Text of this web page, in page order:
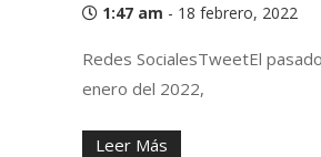
1:47 am - 18 febrero, 2022
Redes SocialesTweetEl
enero del 2022,
Leer Más